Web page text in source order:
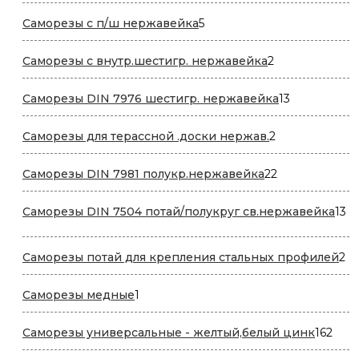
Саморезы с п/ш нержавейка55
товаров
Саморезы с внутр.шестигр. нержавейка2
товара
Саморезы DIN 7976 шестигр. нержавейка13
товаров
Саморезы для терассной .доски нержав.2
товара
Саморезы DIN 7981 полукр.нержавейка22
товара
Саморезы DIN 7504 потай/полукруг св.нержавейка13
Саморезы потай для крепления стальных профилей2
Саморезы медные1
товар
Саморезы универсальные - желтый,белый цинк162